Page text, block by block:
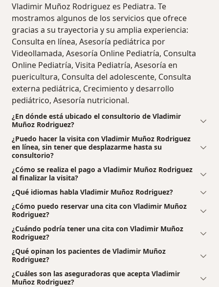
Vladimir Muñoz Rodriguez es Pediatra. Te
mostramos algunos de los servicios que ofrece
gracias a su trayectoria y su amplia experiencia:
Consulta en línea, Asesoría pediátrica por
Videollamada, Asesoría Online Pediatría, Consulta
Online Pediatría, Visita Pediatría, Asesoría en
puericultura, Consulta del adolescente, Consulta
externa pediátrica, Crecimiento y desarrollo
pediátrico, Asesoría nutricional.
¿En dónde está ubicado el consultorio de Vladimir
Muñoz Rodriguez?
¿Puedo hacer la visita con Vladimir Muñoz Rodriguez
en línea, sin tener que desplazarme hasta su
consultorio?
¿Cómo se realiza el pago a Vladimir Muñoz Rodriguez
al finalizar la visita?
¿Qué idiomas habla Vladimir Muñoz Rodriguez?
¿Cómo puedo reservar una cita con Vladimir Muñoz
Rodriguez?
¿Cuándo podría tener una cita con Vladimir Muñoz
Rodriguez?
¿Qué opinan los pacientes de Vladimir Muñoz
Rodriguez?
¿Cuáles son las aseguradoras que acepta Vladimir
Muñoz Rodriguez?